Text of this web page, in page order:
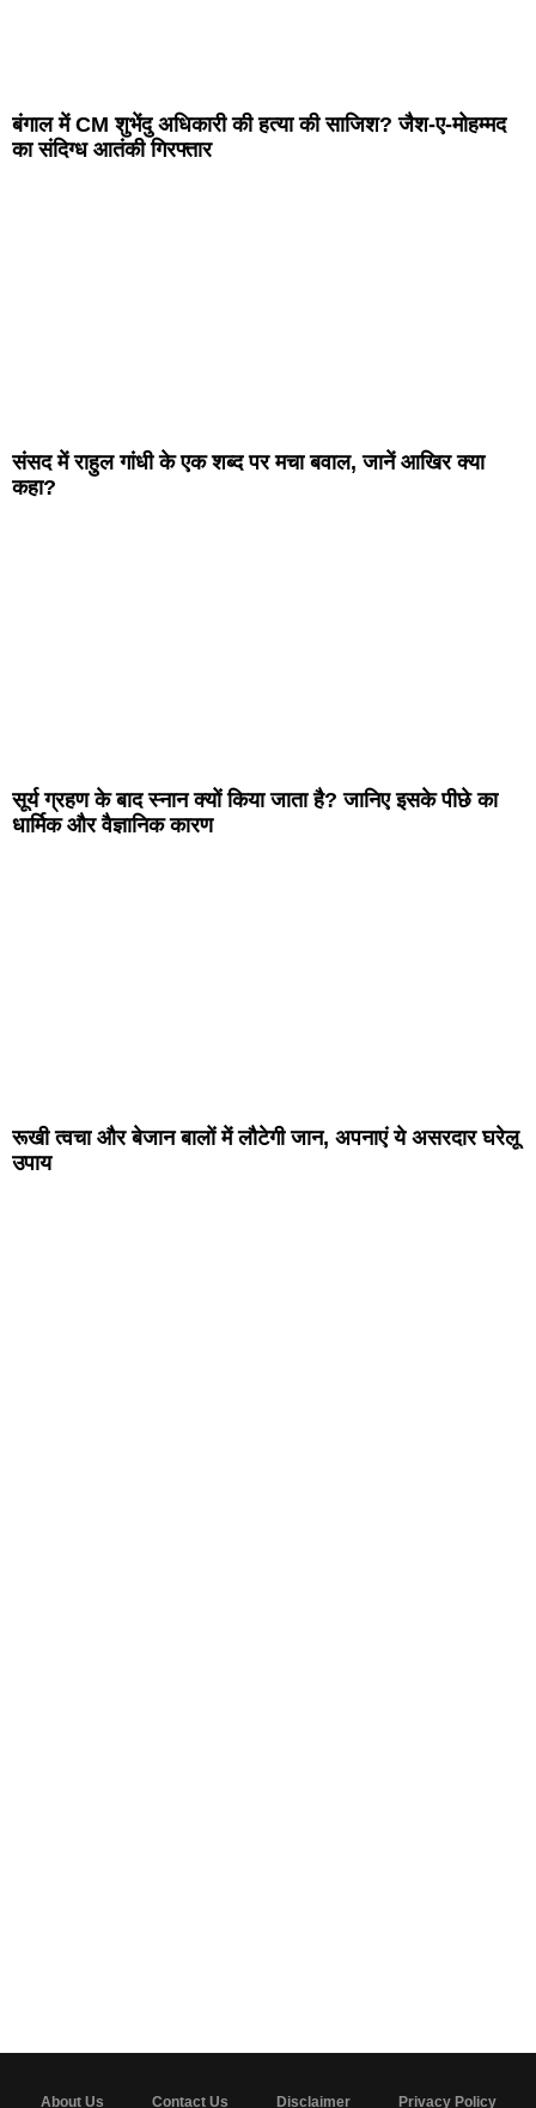
बंगाल में CM शुभेंदु अधिकारी की हत्या की साजिश? जैश-ए-मोहम्मद
का संदिग्ध आतंकी गिरफ्तार
संसद में राहुल गांधी के एक शब्द पर मचा बवाल, जानें आखिर क्या
कहा?
सूर्य ग्रहण के बाद स्नान क्यों किया जाता है? जानिए इसके पीछे का
धार्मिक और वैज्ञानिक कारण
रूखी त्वचा और बेजान बालों में लौटेगी जान, अपनाएं ये असरदार घरेलू
उपाय
About Us Contact Us Disclaimer Privacy Policy